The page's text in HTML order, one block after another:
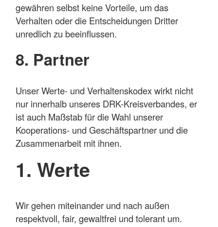
gewähren selbst keine Vorteile, um das
Verhalten oder die Entscheidungen Dritter
unredlich zu beeinflussen.
8. Partner
Unser Werte- und Verhaltenskodex wirkt nicht
nur innerhalb unseres DRK-Kreisverbandes, er
ist auch Maßstab für die Wahl unserer
Kooperations- und Geschäftspartner und die
Zusammenarbeit mit ihnen.
1. Werte
Wir gehen miteinander und nach außen
respektvoll, fair, gewaltfrei und tolerant um.